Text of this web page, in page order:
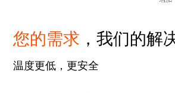
您的需求 ，我们的解
温度更低，更安全